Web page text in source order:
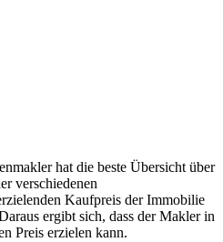
hat die beste Übersicht über
verschiedenen
Kaufpreis der Immobilie
ergibt sich, dass der Makler in
Preis erzielen kann.